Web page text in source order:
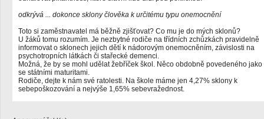
odkrývá ... dokonce sklony člověka k určitému typu onemocnění
Toto si zaměstnavatel má běžně zjišťovat? Co mu je do mých sklonů?
U žáků tomu rozumím. Je nezbytné rodiče na třídních zchůzkách pravidelně
informovat o sklonech jejich dětí k nádorovým onemocněním, závislosti na
psychotropních látkách či stařecké demenci.
Možná, že by se mohl udělat žebříček škol. Něco obdobně povedeného jako
se státními maturitami.
Rodiče, dejte k nám své ratolesti. Na škole máme jen 4,27% sklony k
sebepoškozování a nejvýše 1,65% sebevražednost.